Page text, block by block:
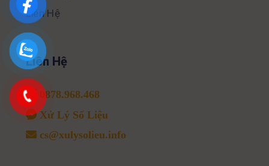
Liên Hệ
Liên Hệ
0878.968.468
Xử Lý Số Liệu
cs@xulysolieu.info